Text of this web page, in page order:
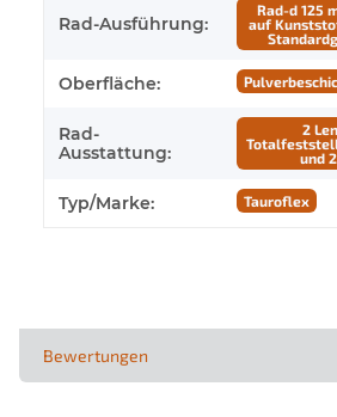
Rad-Ausführung:
Rad-d 125
auf
Oberfläche:
Rad-
Ausstattung:
2
und
Typ/Marke: Tauroflex
Bewertungen